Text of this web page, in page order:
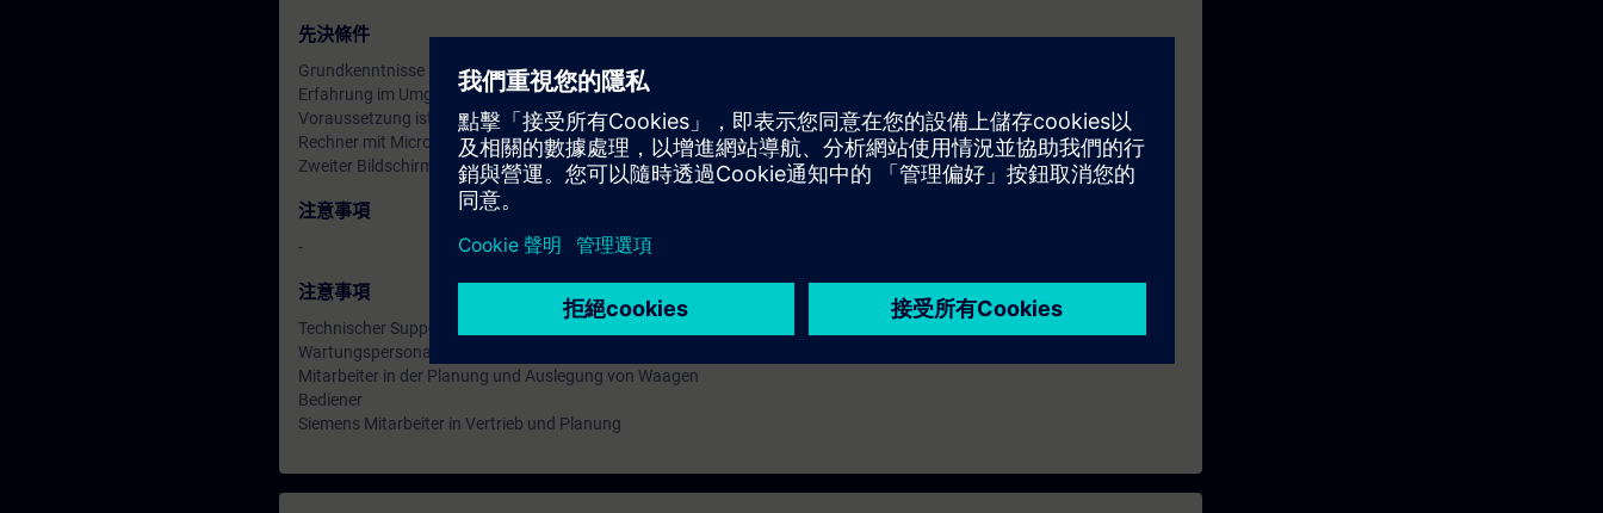
先決條件
Grundkenntnisse in der Wägetechnik
Erfahrung im Umgang mit elektro-mechanischen Waagen ist von Vorteil
Voraussetzung ist der Besuch des Online-Trainings „Grundlagen Elektronik“
Rechner mit Microsoft Teams und TeamViewer
Zweiter Bildschirm ist von Vorteil
注意事項
-
注意事項
Technischer Support
Wartungspersonal
Mitarbeiter in der Planung und Auslegung von Waagen
Bediener
Siemens Mitarbeiter in Vertrieb und Planung